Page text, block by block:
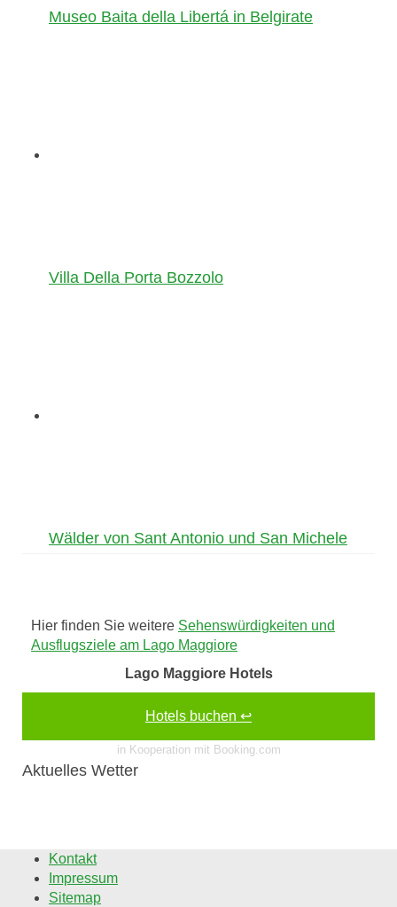
Museo Baita della Libertá in Belgirate
Villa Della Porta Bozzolo
Wälder von Sant Antonio und San Michele
Hier finden Sie weitere Sehenswürdigkeiten und
Ausflugsziele am Lago Maggiore
Lago Maggiore Hotels
Hotels buchen ↩
in Kooperation mit Booking.com
Aktuelles Wetter
Kontakt
Impressum
Sitemap